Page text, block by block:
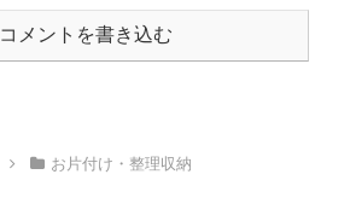
コメントを書き込む
お片付け・整理収納